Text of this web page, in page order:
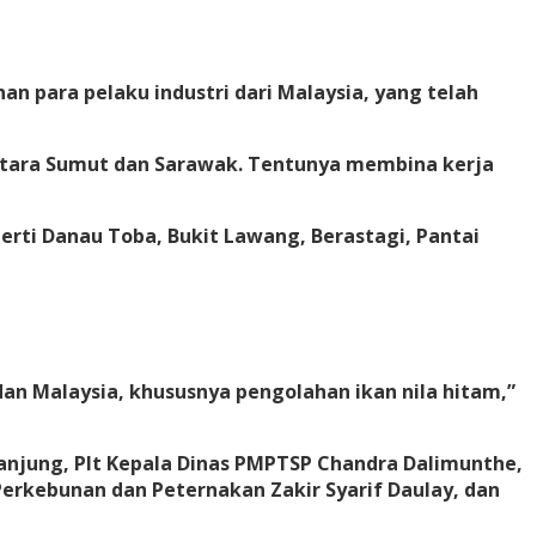
para pelaku industri dari Malaysia, yang telah
Sumut dan Sarawak. Tentunya membina kerja
Danau Toba, Bukit Lawang, Berastagi, Pantai
Malaysia, khususnya pengolahan ikan nila hitam,”
Plt Kepala Dinas PMPTSP Chandra Dalimunthe,
dan Peternakan Zakir Syarif Daulay, dan